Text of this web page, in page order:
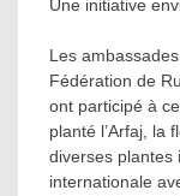
Une initiative
Les
Fédération de
ont participé à
planté l’Arfaj, la
diverses plantes
internationale